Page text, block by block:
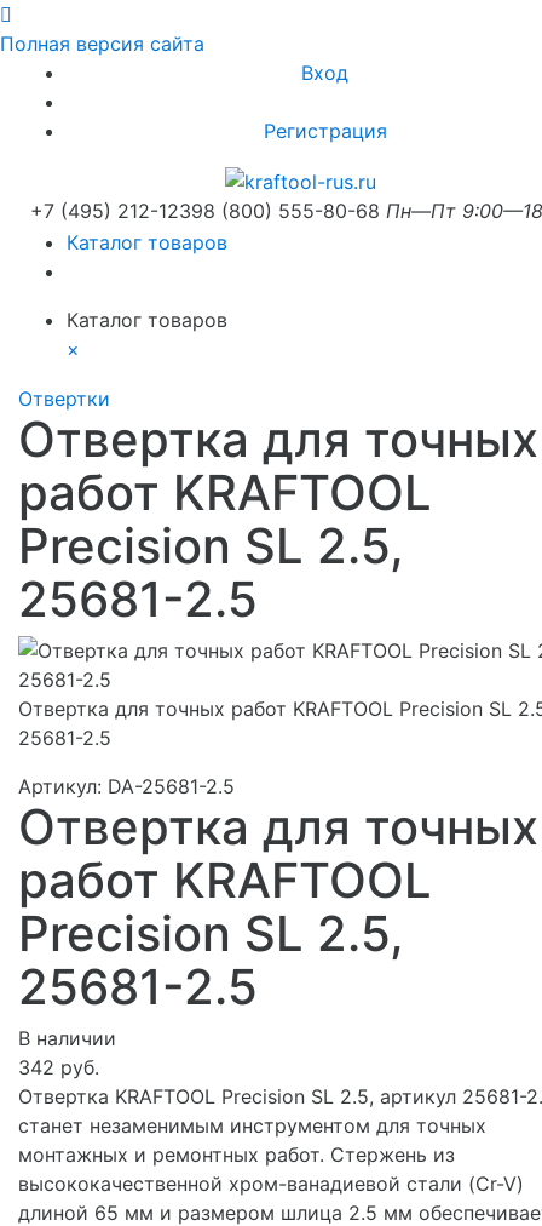
Полная версия сайта
Вход
Регистрация
+7 (495) 212-12398 (800) 555-80-68 Пн—Пт
Каталог товаров
Каталог товаров
×
Отвертки
Отвертка для точных
работ KRAFTOOL
Precision SL 2.5,
25681-2.5
Отвертка для точных работ KRAFTOOL Precision SL
25681-2.5
Артикул: DA-25681-2.5
Отвертка для точных
работ KRAFTOOL
Precision SL 2.5,
25681-2.5
В наличии
342 руб.
Отвертка KRAFTOOL Precision SL 2.5, артикул 25681-
станет незаменимым инструментом для точных
монтажных и ремонтных работ. Стержень из
высококачественной хром-ванадиевой стали (Cr-V)
длиной 65 мм и размером шлица 2.5 мм